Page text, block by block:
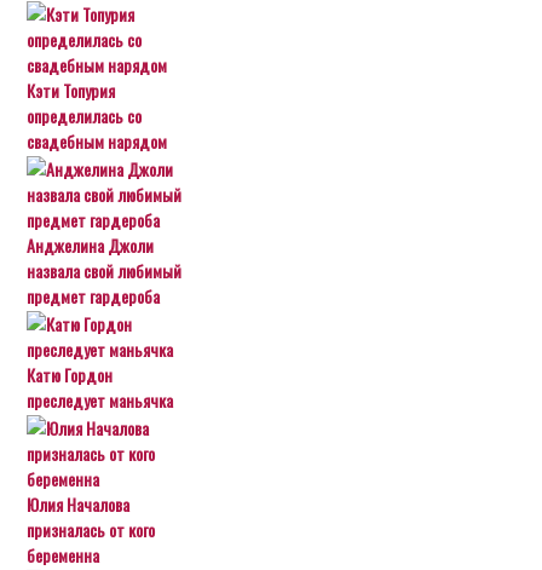
Кэти Топурия
определилась со
свадебным нарядом
Анджелина Джоли
назвала свой любимый
предмет гардероба
Катю Гордон
преследует маньячка
Юлия Началова
призналась от кого
беременна